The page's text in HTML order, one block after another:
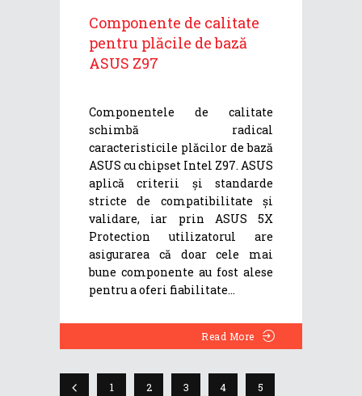
Componente de calitate
pentru plăcile de bază
ASUS Z97
Componentele de calitate
schimbă radical
caracteristicile plăcilor de bază
ASUS cu chipset Intel Z97. ASUS
aplică criterii și standarde
stricte de compatibilitate și
validare, iar prin ASUS 5X
Protection utilizatorul are
asigurarea că doar cele mai
bune componente au fost alese
pentru a oferi fiabilitate
Read More
1 2 3 4 5